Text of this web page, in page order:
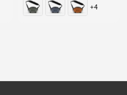
+4